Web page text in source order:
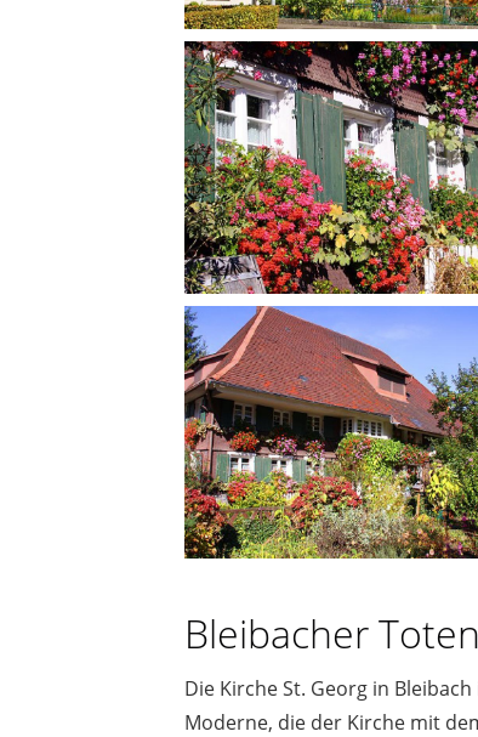
Bleibacher
Die Kirche St. Georg in
Moderne, die der Kirche mit